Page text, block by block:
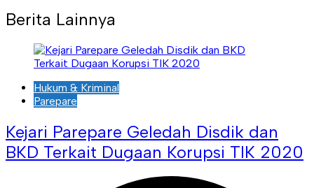
Berita Lainnya
Hukum & Kriminal
Parepare
Kejari Parepare Geledah Disdik dan
BKD Terkait Dugaan Korupsi TIK 2020